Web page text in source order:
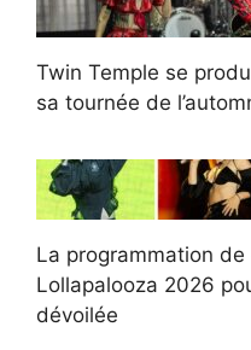
Twin Temple se
sa tournée de
La programmation
Lollapalooza 2026
dévoilée